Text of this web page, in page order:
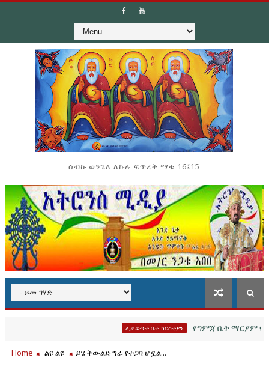
ስብኩ ወንጌለ ለኩሉ ፍጥረት ማቴ 16፤15
ሊቃውንተ ቤተ ክርስቲያን የግምጃ ቤት ማርያም
Home ልዩ ልዩ ይሄ ትውልድ ግራ የተጋባ ሆኗል...